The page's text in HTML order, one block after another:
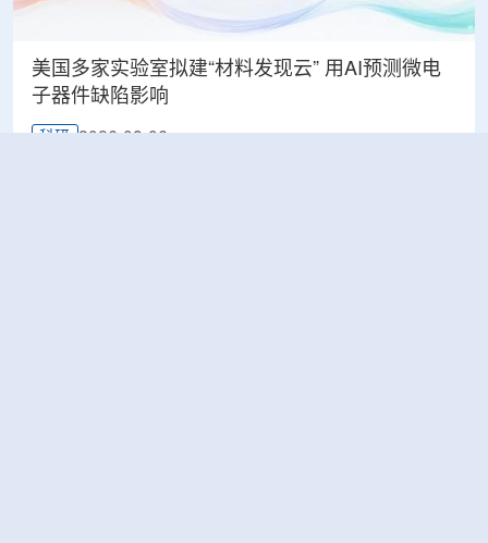
美国多家实验室拟建“材料发现云” 用AI预测微电
子器件缺陷影响
科研 2026-08-06